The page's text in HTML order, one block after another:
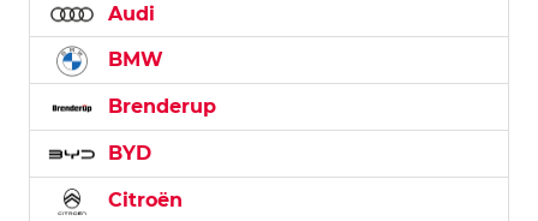
Audi
BMW
Brenderup
BYD
Citroën